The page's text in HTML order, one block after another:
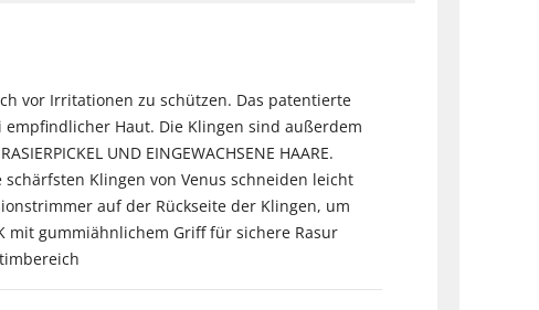
vor Irritationen zu schützen. Das patentierte
Haut. Die Klingen sind außerdem
UND EINGEWACHSENE HAARE.
schärfsten Klingen von Venus schneiden leicht
auf der Rückseite der Klingen, um
mit gummiähnlichem Griff für sichere Rasur